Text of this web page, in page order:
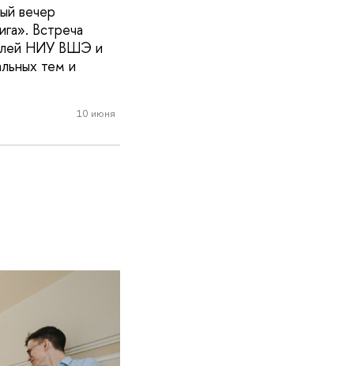
вечер
Встреча
НИУ ВШЭ и
тем и
10 июня